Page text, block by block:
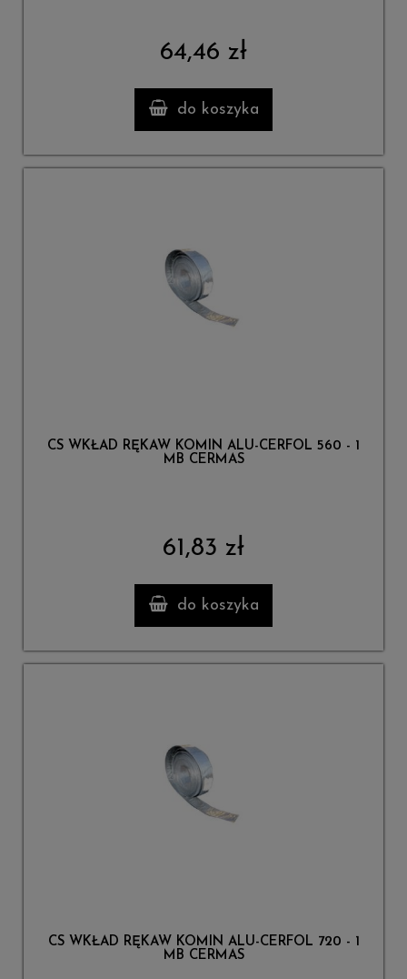
64,46 zł
do koszyka
CS WKŁAD RĘKAW KOMIN ALU-CERFOL 560 - 1
MB CERMAS
61,83 zł
do koszyka
CS WKŁAD RĘKAW KOMIN ALU-CERFOL 720 - 1
MB CERMAS